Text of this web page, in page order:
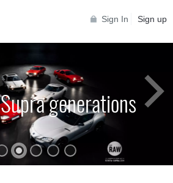
Sign In Sign up
Supra generations